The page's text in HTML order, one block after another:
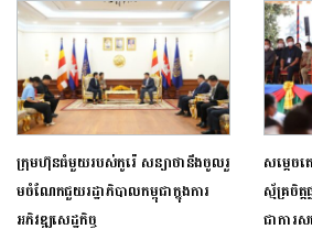
ក្រុមហ៊ុនធំមួយរបស់​​កូរ៉េ​ ​សន្យាថានឹង​ចូលរួ​
មចំណែក​ជួយរដ្ឋាភិបាលកម្ពុជាក្នុងការ
អភិវឌ្ឍ​សេដ្ឋកិច្ច​
សម្ដេច
ស្ម័គ្រចិ
ជាការស